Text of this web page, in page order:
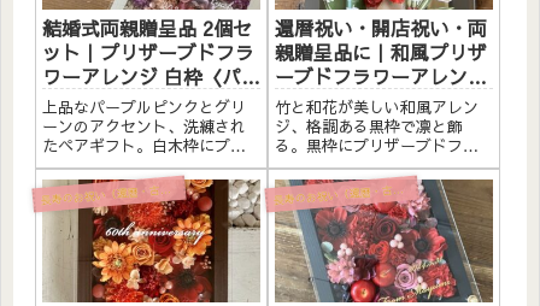
結婚式両親贈呈品 2個セ
ット｜プリザーブドフラ
ワーアレンジ 白枠〈パー
プルピンク白＆パープル
ピンク白グリーン〉文字
入れ
上品なパープルピンクとグリ
ーンのアクセント、洗練され
たペアギフト。白木枠にプリ
ザーブドフラワーと造花をた
っぷりアレンジしました。ア
クリルプレートへの白文字入
れ無料。自立するので壁かけ
でも置き型でも飾れます。こ
んな方へ結婚式の両親贈呈品
に上品...
還暦祝い・開店祝い・両
親贈呈品に｜和風プリザ
ーブドフラワーアレンジ
黒枠〈竹×和花〉文字入
れ
竹と和花が美しい和風アレン
ジ、格調ある黒枠で凛と飾
る。黒枠にプリザーブドフラ
ワーと素材をたっぷりアレン
ジしました。アクリルプレー
トへのメッセージ入れ無料。
自立するので壁かけでも置き
型でも飾れます。こんな方へ
還暦祝い（60歳）・長寿のお
祝いに...
長寿のお祝い（還暦・古希・喜寿・米寿） 長寿のお祝い（還暦・古希・喜寿・米寿）